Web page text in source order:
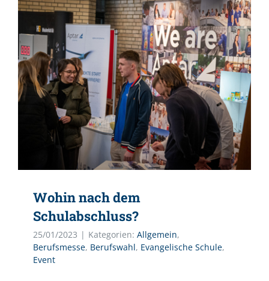
Wohin nach dem
Schulabschluss?
25/01/2023 | Kategorien: Allgemein,
Berufsmesse, Berufswahl, Evangelische Schule,
Event